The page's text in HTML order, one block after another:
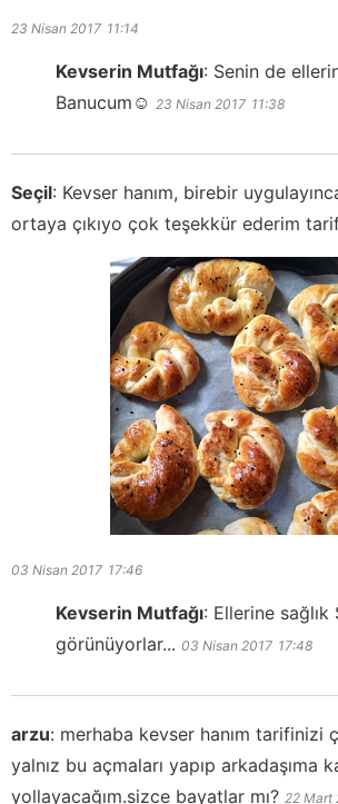
23 Nisan 2017 11:14
Kevserin Mutfağı: Senin de
Banucum☺️ 23 Nisan 2017 11:38
Seçil: Kevser hanım, birebir
ortaya çıkıyo çok teşekkür ederim
03 Nisan 2017 17:46
Kevserin Mutfağı: Ellerine
görünüyorlar... 03 Nisan 2017 17:48
arzu: merhaba kevser hanım tarifinizi
yalnız bu açmaları yapıp arkadaşıma
yollayacağım.sizce bayatlar mı? 22 Mart